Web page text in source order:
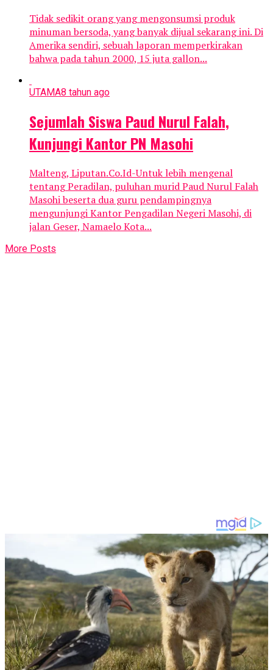
Tidak sedikit orang yang mengonsumsi produk
minuman bersoda, yang banyak dijual sekarang ini. Di
Amerika sendiri, sebuah laporan memperkirakan
bahwa pada tahun 2000, 15 juta gallon...
UTAMA8 tahun ago
Sejumlah Siswa Paud Nurul Falah,
Kunjungi Kantor PN Masohi
Malteng, Liputan.Co.Id-Untuk lebih mengenal
tentang Peradilan, puluhan murid Paud Nurul Falah
Masohi beserta dua guru pendampingnya
mengunjungi Kantor Pengadilan Negeri Masohi, di
jalan Geser, Namaelo Kota...
More Posts